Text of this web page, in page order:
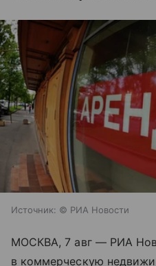
Источник: © РИА Новости
МОСКВА, 7 авг — РИА
в коммерческую